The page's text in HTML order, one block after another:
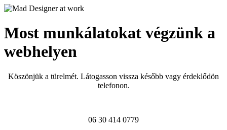
Most munkálatokat végzünk a
webhelyen
Köszönjük a türelmét. Látogasson vissza később vagy érdeklődön
telefonon.
06 30 414 0779